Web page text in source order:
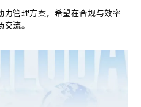
力管理方案，希望在合规与效率
流。